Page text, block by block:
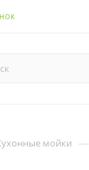
мойки —